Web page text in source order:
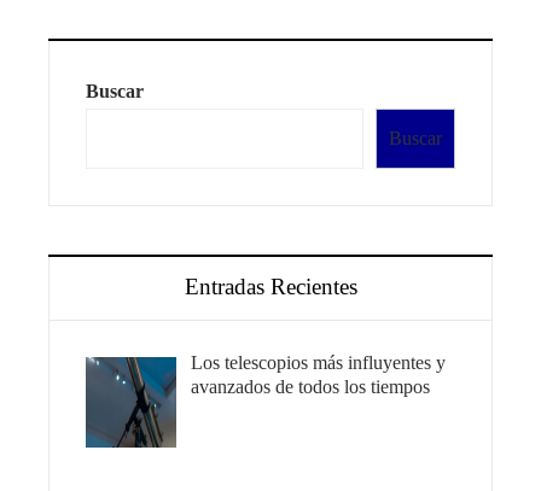
Buscar
Buscar
Entradas Recientes
Los telescopios más influyentes y
avanzados de todos los tiempos